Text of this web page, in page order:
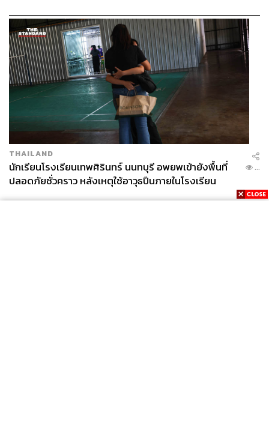
THAILAND
นักเรียนโรงเรียนเทพศิรินทร์ นนทบุรี อพยพเข้ายังพื้นที่
ปลอดภัยชั่วคราว หลังเหตุใช้อาวุธปืนภายในโรงเรียน
คลี่คลาย
...